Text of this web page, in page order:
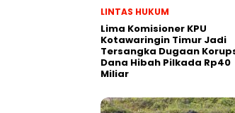
LINTAS HUKUM
Lima Komisioner KPU
Kotawaringin Timur Jadi
Tersangka Dugaan
Dana Hibah Pilkada Rp40
Miliar